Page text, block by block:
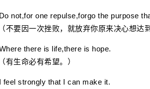
not,for one repulse,forgo the purpose
要因一次挫败，就放弃你原来决心想达到
there is life,there is hope.
生命必有希望。）
feel strongly that I can make it.